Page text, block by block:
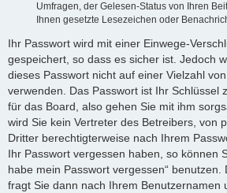
Umfragen, der Gelesen-Status von Ihren
Ihnen gesetzte Lesezeichen oder
Ihr Passwort wird mit einer Einwege-
gespeichert, so dass es sicher ist. Jedoch
dieses Passwort nicht auf einer Vielzahl
verwenden. Das Passwort ist Ihr Schlüssel
für das Board, also gehen Sie mit ihm
wird Sie kein Vertreter des Betreibers, von
Dritter berechtigterweise nach Ihrem
Ihr Passwort vergessen haben, so können
habe mein Passwort vergessen“ benutzen.
fragt Sie dann nach Ihrem Benutzernamen